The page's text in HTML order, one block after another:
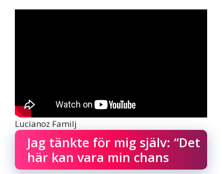
Lucianoz Familj
Jag tänkte för mig själv: “Det
här kan vara min chans